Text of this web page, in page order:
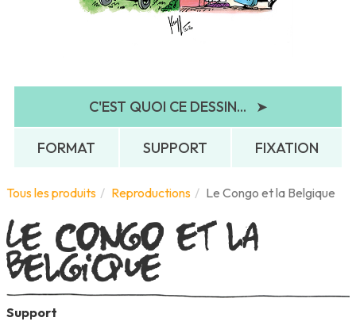
C'EST QUOI CE DESSIN... ➤
FORMAT SUPPORT FIXATION
Tous les produits Reproductions Le Congo et la Belgique
Le Congo et la
Belgique
Support